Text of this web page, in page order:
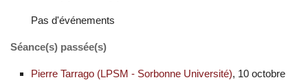
Pas d'événements
Séance(s) passée(s)
Pierre Tarrago (LPSM - Sorbonne Université), 10 octobre